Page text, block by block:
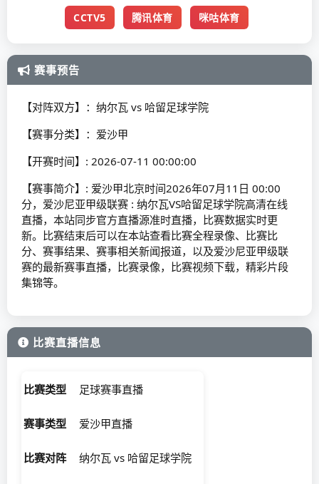
CCTV5 腾讯体育 咪咕体育
赛事预告
【对阵双方】：纳尔瓦 vs 哈留足球学院
【赛事分类】：爱沙甲
【开赛时间】: 2026-07-11 00:00:00
【赛事简介】: 爱沙甲北京时间2026年07月11日 00:00
分，爱沙尼亚甲级联赛 : 纳尔瓦VS哈留足球学院高清在线
直播，本站同步官方直播源准时直播，比赛数据实时更
新。比赛结束后可以在本站查看比赛全程录像、比赛比
分、赛事结果、赛事相关新闻报道，以及爱沙尼亚甲级联
赛的最新赛事直播，比赛录像，比赛视频下载，精彩片段
集锦等。
比赛直播信息
比赛类型 足球赛事直播
赛事类型 爱沙甲直播
比赛对阵 纳尔瓦 vs 哈留足球学院